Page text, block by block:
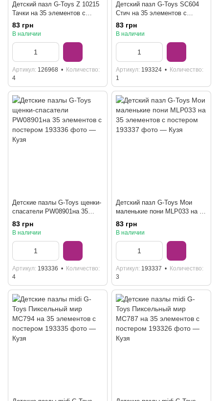
Детский пазл G-Toys Z 10215
Тачки на 35 элементов с
постером
83 грн
В наличии
Артикул 126968
Количество
4
Детский пазл G-Toys SC604
Стич на 35 элементов с
постером
83 грн
В наличии
Артикул 193324
Количество
1
Детские пазлы G-Toys щенки-
спасатели PW08901на 35
элементов с постером
83 грн
В наличии
Артикул 193336
Количество
4
Детский пазл G-Toys Мои
маленькие пони MLP033 на 35
элементов с постером
83 грн
В наличии
Артикул 193337
Количество
3